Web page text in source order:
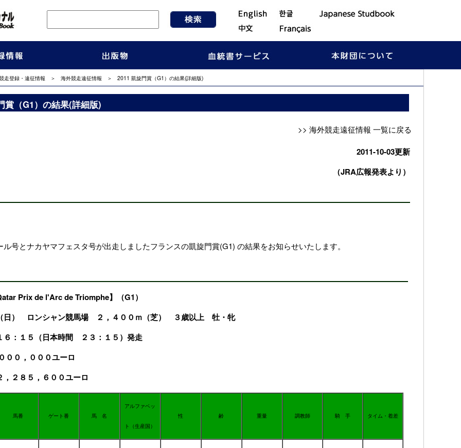
走登録・遠征情報 ＞ 海外競走遠征情報 ＞ 2011 凱旋門賞（G1）の結果(詳細版)
賞（G1）の結果(詳細版)
>> 海外競走遠征情報 一覧に戻る
2011-10-03更新
（JRA広報発表より）
ル号とナカヤマフェスタ号が出走しましたフランスの凱旋門賞(G1) の結果をお知らせいたします。
Prix de l'Arc de Triomphe】（G1）
日） ロンシャン競馬場２，４００ｍ（芝） ３歳以上 牡・牝
：１５（日本時間 ２３：１５）発走
００，０００ユーロ
２８５，６００ユーロ
馬番 ゲート番 馬 名
アルファベッ
ト（生産国）
性 齢 重量 調教師 騎 手 タイム・着差